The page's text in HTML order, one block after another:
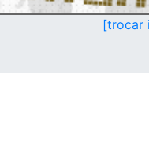
[trocar